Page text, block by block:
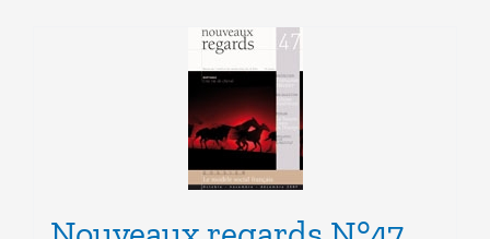
plusieurs
variations.
Les
options
peuvent
être
choisies
sur